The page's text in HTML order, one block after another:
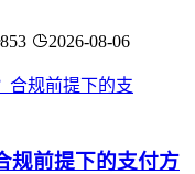
853 2026-08-06
规前提下的支付方